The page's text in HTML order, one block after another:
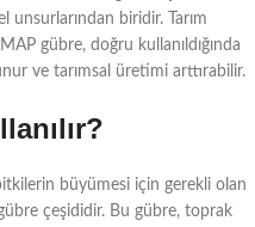
unsurlarından biridir. Tarım
gübre, doğru kullanıldığında
ve tarımsal üretimi arttırabilir.
büyümesi için gerekli olan
çeşididir. Bu gübre, toprak